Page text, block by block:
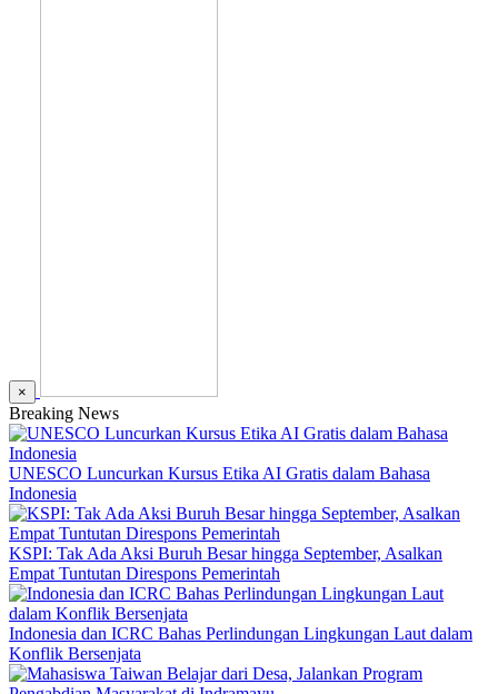
×
Breaking News
UNESCO Luncurkan Kursus Etika AI Gratis dalam Bahasa
Indonesia
KSPI: Tak Ada Aksi Buruh Besar hingga September, Asalkan
Empat Tuntutan Direspons Pemerintah
Indonesia dan ICRC Bahas Perlindungan Lingkungan Laut dalam
Konflik Bersenjata